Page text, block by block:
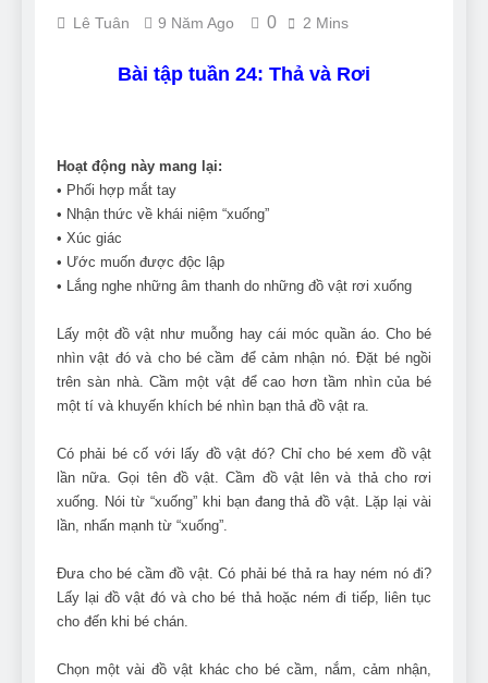
The Ultimate Guide to What
Bulldogs Can (and can’t) Eat
7 Năm Ago
Can Bulldogs Run Long
Distances?
7 Năm Ago
And How to Train Them!
7 Năm Ago
Groom My Bulldog
7 Năm Ago
Lê Tuân 9 Năm Ago 0 2 Mins
Bài tập tuần 24: Thả và Rơi
Hoạt động này mang lại:
• Phối hợp mắt tay
• Nhận thức về khái niệm “xuống”
• Xúc giác
• Ước muốn được độc lập
• Lắng nghe những âm thanh do những đồ vật rơi xuống
Lấy một đồ vật như muỗng hay cái móc quần áo. Cho bé
nhìn vật đó và cho bé cầm để cảm nhận nó. Đặt bé ngồi
trên sàn nhà. Cầm một vật để cao hơn tầm nhìn của bé
một tí và khuyến khích bé nhìn bạn thả đồ vật ra.
Có phải bé cố với lấy đồ vật đó? Chỉ cho bé xem đồ vật
lần nữa. Gọi tên đồ vật. Cầm đồ vật lên và thả cho rơi
xuống. Nói từ “xuống” khi bạn đang thả đồ vật. Lặp lại vài
lần, nhấn mạnh từ “xuống”.
Đưa cho bé cầm đồ vật. Có phải bé thả ra hay ném nó đi?
Lấy lại đồ vật đó và cho bé thả hoặc ném đi tiếp, liên tục
cho đến khi bé chán.
Chọn một vài đồ vật khác cho bé cầm, nắm, cảm nhận,